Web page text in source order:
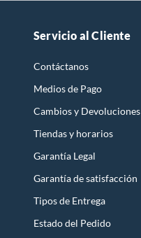
Servicio al Cliente
Contáctanos
Medios de Pago
Cambios y Devoluciones
Tiendas y horarios
Garantía Legal
Garantía de satisfacción
Tipos de Entrega
Estado del Pedido